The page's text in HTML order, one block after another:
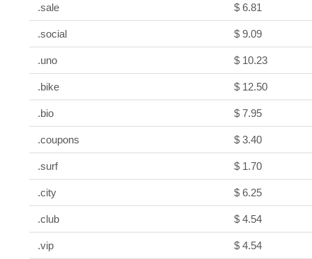
.sale $ 6.81
.social $ 9.09
.uno $ 10.23
.bike $ 12.50
.bio $ 7.95
.coupons $ 3.40
.surf $ 1.70
.city $ 6.25
.club $ 4.54
.vip $ 4.54